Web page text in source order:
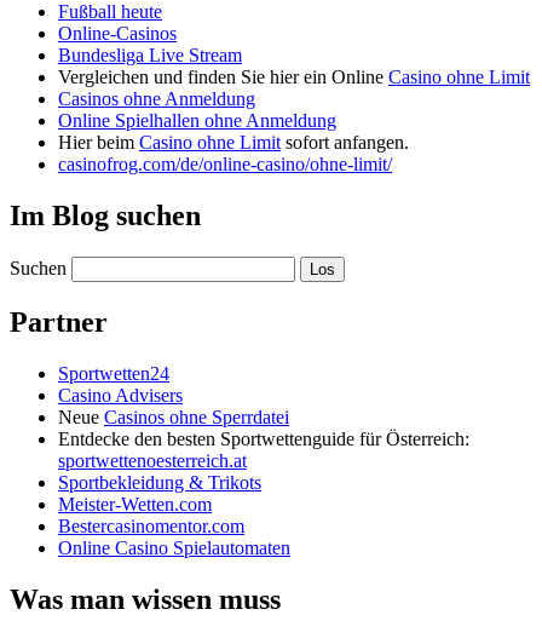
Fußball heute
Online-Casinos
Bundesliga Live Stream
Vergleichen und finden Sie hier ein Online Casino ohne Limit
Casinos ohne Anmeldung
Online Spielhallen ohne Anmeldung
Hier beim Casino ohne Limit sofort anfangen.
casinofrog.com/de/online-casino/ohne-limit/
Im Blog suchen
Suchen
Partner
Sportwetten24
Casino Advisers
Neue Casinos ohne Sperrdatei
Entdecke den besten Sportwettenguide für Österreich:
sportwettenoesterreich.at
Sportbekleidung & Trikots
Meister-Wetten.com
Bestercasinomentor.com
Online Casino Spielautomaten
Was man wissen muss